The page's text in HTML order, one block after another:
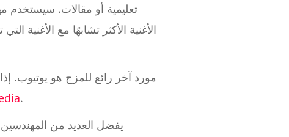
تعليمية أو مقالات. سيستخدم
الأغنية الأكثر تشابهًا مع
مورد آخر رائع للمزج هو يوتيوب.
.
يفضل العديد من